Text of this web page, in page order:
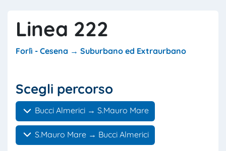
Linea 222
Forlì - Cesena → Suburbano ed Extraurbano
Scegli percorso
Bucci Almerici → S.Mauro Mare
S.Mauro Mare → Bucci Almerici